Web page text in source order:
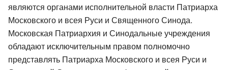
являются органами исполнительной власти Патриарха
Московского и всея Руси и Священного Синода.
Московская Патриархия и Синодальные учреждения
обладают исключительным правом полномочно
представлять Патриарха Московского и всея Руси и